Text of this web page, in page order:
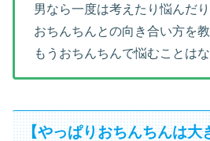
男なら一度は考えたり悩んだ
おちんちんとの向き合い方を教
もうおちんちんで悩むことは
【やっぱりおちんちんは大